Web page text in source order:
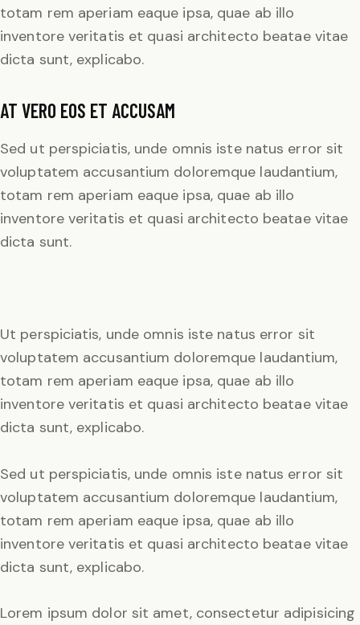
totam rem aperiam eaque ipsa, quae ab illo
inventore veritatis et quasi architecto beatae vitae
dicta sunt, explicabo.
AT VERO EOS ET ACCUSAM
Sed ut perspiciatis, unde omnis iste natus error sit
voluptatem accusantium doloremque laudantium,
totam rem aperiam eaque ipsa, quae ab illo
inventore veritatis et quasi architecto beatae vitae
dicta sunt.
Ut perspiciatis, unde omnis iste natus error sit
voluptatem accusantium doloremque laudantium,
totam rem aperiam eaque ipsa, quae ab illo
inventore veritatis et quasi architecto beatae vitae
dicta sunt, explicabo.
Sed ut perspiciatis, unde omnis iste natus error sit
voluptatem accusantium doloremque laudantium,
totam rem aperiam eaque ipsa, quae ab illo
inventore veritatis et quasi architecto beatae vitae
dicta sunt, explicabo.
Lorem ipsum dolor sit amet, consectetur adipisicing